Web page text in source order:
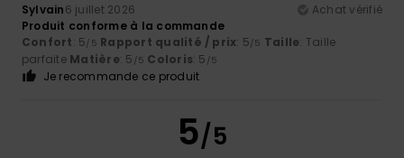
Sylvain6 juillet 2026
Achat vérifié
Produit conforme à la commande
Confort: 5/5 Rapport qualité / prix: 5/5 Taille: Taille
parfaite Matière: 5 /5 Coloris: 5 /5
Je recommande ce produit
5/5